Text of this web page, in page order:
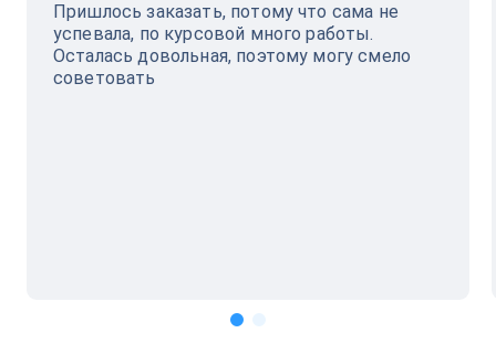
Пришлось заказать, потому что сама не
успевала, по курсовой много работы.
Осталась довольная, поэтому могу смело
советовать